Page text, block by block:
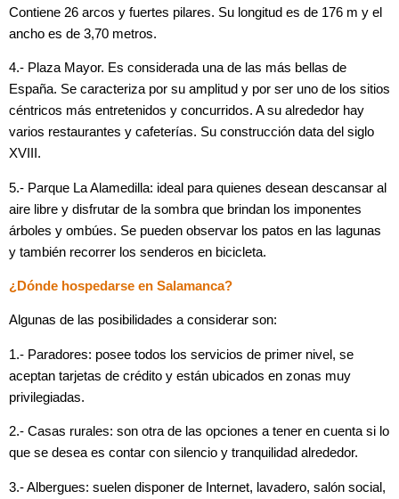
Contiene 26 arcos y fuertes pilares. Su longitud es de 176 m y el
ancho es de 3,70 metros.
4.- Plaza Mayor. Es considerada una de las más bellas de
España. Se caracteriza por su amplitud y por ser uno de los sitios
céntricos más entretenidos y concurridos. A su alrededor hay
varios restaurantes y cafeterías. Su construcción data del siglo
XVIII.
5.- Parque La Alamedilla: ideal para quienes desean descansar al
aire libre y disfrutar de la sombra que brindan los imponentes
árboles y ombúes. Se pueden observar los patos en las lagunas
y también recorrer los senderos en bicicleta.
¿Dónde hospedarse en Salamanca?
Algunas de las posibilidades a considerar son:
1.- Paradores: posee todos los servicios de primer nivel, se
aceptan tarjetas de crédito y están ubicados en zonas muy
privilegiadas.
2.- Casas rurales: son otra de las opciones a tener en cuenta si lo
que se desea es contar con silencio y tranquilidad alrededor.
3.- Albergues: suelen disponer de Internet, lavadero, salón social,